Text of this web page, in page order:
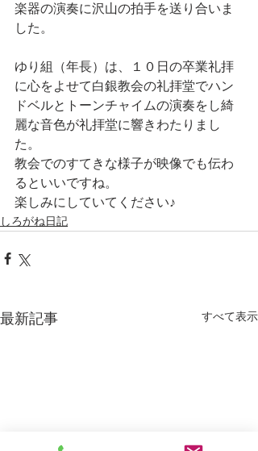
楽器の演奏に沢山の拍手を送り合いま
した。
ゆり組（年長）は、１０日の卒業礼拝
に心をよせて白銀教会の礼拝堂でハン
ドベルとトーンチャイムの演奏をし綺
麗な音色が礼拝堂に響きわたりまし
た。
教会でのすてきな様子が映像でも伝わ
るといいですね。
楽しみにしていてください♪
しろがね日記
最新記事 すべて表示